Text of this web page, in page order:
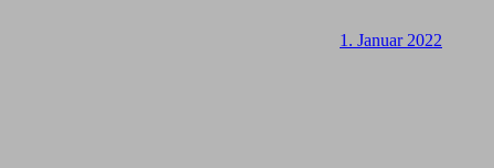
1. Januar 2022